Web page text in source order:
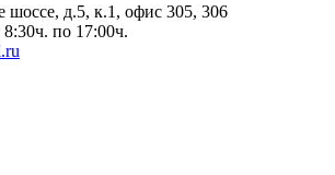
шоссе, д.5, к.1, офис 305, 306
по 17:00ч.